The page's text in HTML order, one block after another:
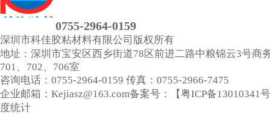
0755-2964-0159
深圳市科佳胶粘材料有限公司 版权所有
地址：深圳市宝安区西乡街道78区前进二路中粮锦云3号商
701、702、706室
咨询电话：0755-2964-0159 传真：0755-2966-7475
企业邮箱：Kejiasz@163.com备案号：【粤ICP备13010341号
度统计